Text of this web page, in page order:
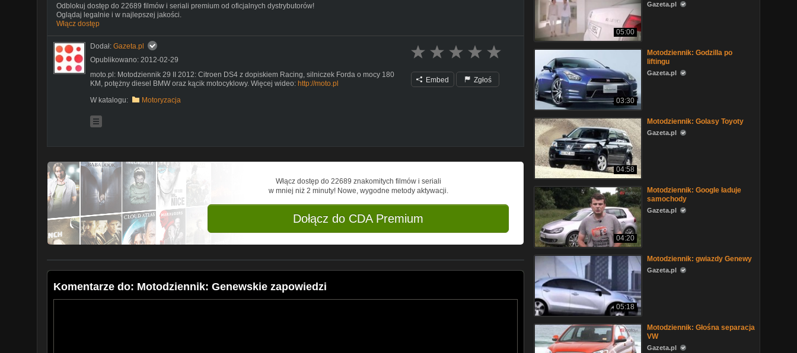
Odblokuj dostęp do 22689 filmów i seriali premium od oficjalnych dystrybutorów!
Oglądaj legalnie i w najlepszej jakości.
Włącz dostęp
Dodał: Gazeta.pl
Opublikowano: 2012-02-29
moto.pl: Motodziennik 29 II 2012: Citroen DS4 z dopiskiem Racing, silniczek Forda o mocy 180
KM, potężny diesel BMW oraz kącik motocyklowy. Więcej wideo: http://moto.pl
W katalogu:
Motoryzacja
Embed Zgłoś
Włącz dostęp do 22689 znakomitych filmów i seriali
w mniej niż 2 minuty! Nowe, wygodne metody aktywacji.
Dołącz do CDA Premium
Komentarze do: Motodziennik: Genewskie zapowiedzi
05:00
Gazeta.pl
03:30
Motodziennik: Godzilla po
liftingu
Gazeta.pl
04:58
Motodziennik: Golasy Toyoty
Gazeta.pl
04:20
Motodziennik: Google ładuje
samochody
Gazeta.pl
05:18
Motodziennik: gwiazdy Genewy
Gazeta.pl
Motodziennik: Głośna separacja
VW
Gazeta.pl